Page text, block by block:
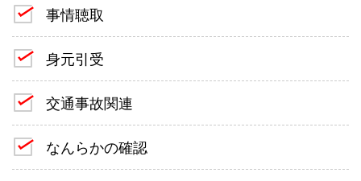
事情聴取
身元引受
交通事故関連
なんらかの確認